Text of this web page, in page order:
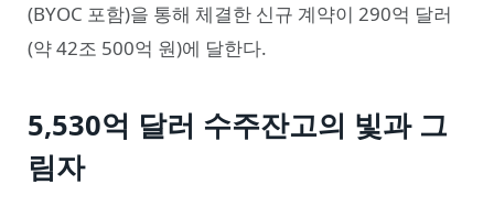
(BYOC 포함)을 통해 체결한 신규 계약이 290억 달러
(약 42조 500억 원)에 달한다.
5,530억 달러 수주잔고의 빛과 그
림자